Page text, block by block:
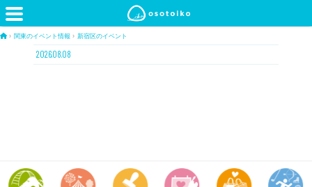
› 関東のイベント情報 › 新宿区のイベント
2026.08.08